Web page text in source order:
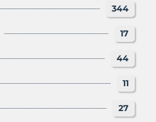
344
17
44
11
27